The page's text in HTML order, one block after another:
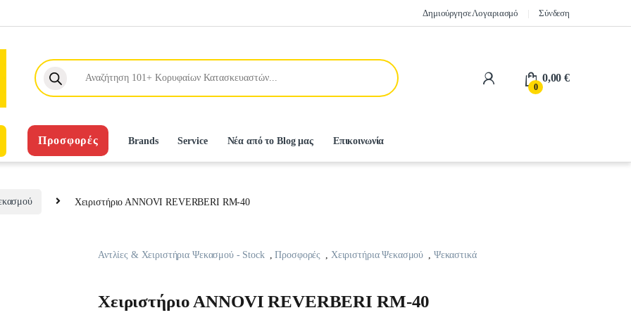
Δημιούργησε Λογαριασμό Σύνδεση
Products search
0
0,00€
Προσφορές Brands Service Νέα από το Blog μας Επικοινωνία
Χειριστήριο ΑNNOVI REVERBERI RM-40
Αντλίες & Χειριστήρια Ψεκασμού - Stock ,Προσφορές , Χειριστήρια Ψεκασμού , Ψεκαστικά
Χειριστήριο ΑNNOVI REVERBERI RM-40